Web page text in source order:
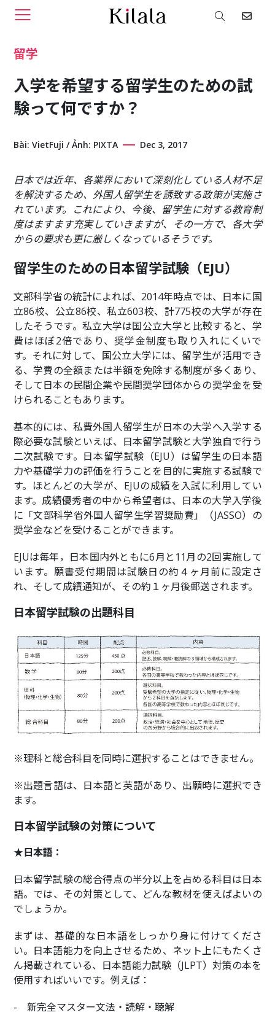
留学
入学を希望する留学生のための試
験って何ですか？
Bài: VietFuji / Ảnh: PIXTA Dec 3, 2017
日本では近年、各業界において深刻化している人材不足
を解決するため、外国人留学生を誘致する政策が実施さ
れています。これにより、今後、留学生に対する教育制
度はますます充実していきますが、その一方で、各大学
からの要求も更に厳しくなっているそうです。
留学生のための日本留学試験（EJU）
文部科学省の統計によれば、2014年時点では、日本に国
立86校、公立86校、私立603校、計775校の大学が存在
したそうです。私立大学は国公立大学と比較すると、学
費はほぼ2倍であり、奨学金制度も取り入れにくいで
す。それに対して、国公立大学には、留学生が活用でき
る、学費の全額または半額を免除する制度が多くあり、
そして日本の民間企業や民間奨学団体からの奨学金を受
けられることもあります。
基本的には、私費外国人留学生が日本の大学へ入学する
際必要な試験といえば、日本留学試験と大学独自で行う
二次試験です。日本留学試験（EJU）は留学生の日本語
力や基礎学力の評価を行うことを目的に実施する試験で
す。ほとんどの大学が、EJUの成績を入試に利用してい
ます。成績優秀者の中から希望者は、日本の大学入学後
に「文部科学省外国人留学生学習奨励費」（JASSO）の
奨学金などを受けることができます。
EJUは毎年，日本国内外ともに6月と11月の2回実施して
います。願書受付期間は試験日の約４ヶ月前に設定さ
れ、そして成績通知が、その約１ヶ月後郵送されます。
日本留学試験の出題科目
※理科と総合科目を同時に選択することはできません。
※出題言語は、日本語と英語があり、出願時に選択でき
ます。
日本留学試験の対策について
★日本語：
日本留学試験の総合得点の半分以上を占める科目は日本
語。では、その対策として、どんな教材を使えばよいの
でしょうか。
まずは、基礎的な日本語をしっかり身に付けてくださ
い。日本語能力を向上させるため、ネット上にもたくさ
ん掲載されている、日本語能力試験（JLPT）対策の本を
使用すればいいです。例えば：
- 新完全マスター文法・読解・聴解